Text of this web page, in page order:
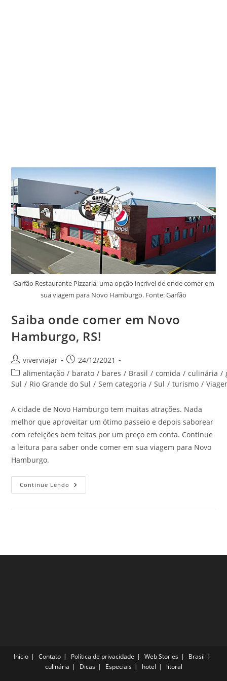
Garfão Restaurante Pizzaria, uma opção incrível de onde comer em
sua viagem para Novo Hamburgo. Fonte: Garfão
Saiba onde comer em Novo
Hamburgo, RS!
Autor
do
post:
viverviajar
Post
publicado:
24/12/2021
Categoria
do
alimentação / barato / bares / Brasil / comida / culinária /
Sul / Rio Grande do Sul / Sem categoria / Sul / turismo /
A cidade de Novo Hamburgo tem muitas atrações. Nada
melhor que aproveitar um ótimo passeio e depois saborear
com refeições bem feitas por um preço em conta. Continue
a leitura para saber onde comer em sua viagem para Novo
Hamburgo.
Continue Lendo Saiba
Onde
Início Contato Política de privacidade Web Stories
Brasil
culinária
Dicas Especiais hotel litoral